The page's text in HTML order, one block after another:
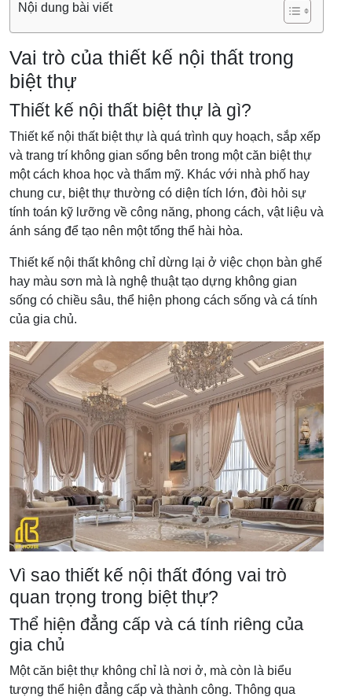
Nội dung bài viết
Vai trò của thiết kế nội thất trong
biệt thự
Thiết kế nội thất biệt thự là gì?
Thiết kế nội thất biệt thự là quá trình quy hoạch, sắp xếp
và trang trí không gian sống bên trong một căn biệt thự
một cách khoa học và thẩm mỹ. Khác với nhà phố hay
chung cư, biệt thự thường có diện tích lớn, đòi hỏi sự
tính toán kỹ lưỡng về công năng, phong cách, vật liệu và
ánh sáng để tạo nên một tổng thể hài hòa.
Thiết kế nội thất không chỉ dừng lại ở việc chọn bàn ghế
hay màu sơn mà là nghệ thuật tạo dựng không gian
sống có chiều sâu, thể hiện phong cách sống và cá tính
của gia chủ.
Vì sao thiết kế nội thất đóng vai trò
quan trọng trong biệt thự?
Thể hiện đẳng cấp và cá tính riêng của
gia chủ
Một căn biệt thự không chỉ là nơi ở, mà còn là biểu
tượng thể hiện đẳng cấp và thành công. Thông qua